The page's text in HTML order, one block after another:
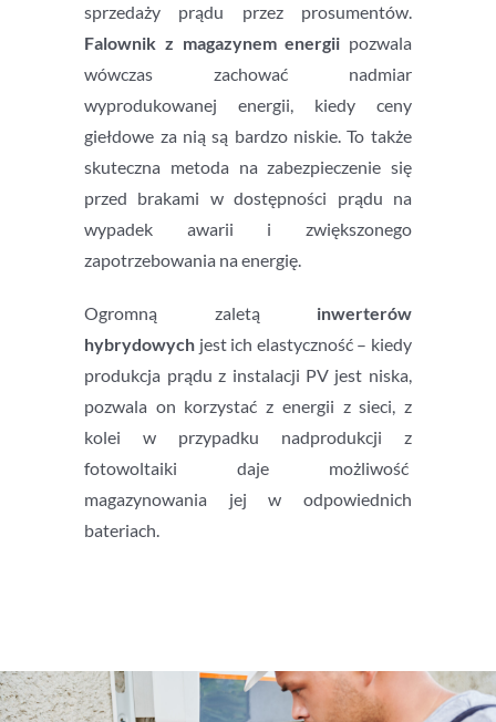
sprzedaży prądu przez prosumentów.
Falownik z magazynem energii pozwala
wówczas zachować nadmiar
wyprodukowanej energii, kiedy ceny
giełdowe za nią są bardzo niskie. To także
skuteczna metoda na zabezpieczenie się
przed brakami w dostępności prądu na
wypadek awarii i zwiększonego
zapotrzebowania na energię.
Ogromną zaletą inwerterów
hybrydowych jest ich elastyczność – kiedy
produkcja prądu z instalacji PV jest niska,
pozwala on korzystać z energii z sieci, z
kolei w przypadku nadprodukcji z
fotowoltaiki daje możliwość
magazynowania jej w odpowiednich
bateriach.